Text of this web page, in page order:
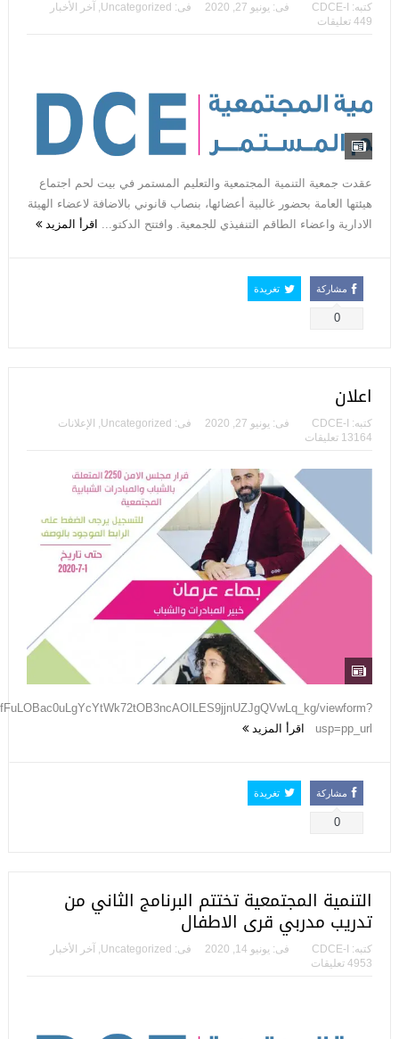
كتبه: CDCE-I فى: يونيو 27, 2020 فى: Uncategorized
, آخر الأخبار
449 تعليقات
عقدت جمعية التنمية المجتمعية والتعليم المستمر في بيت لحم اجتماع
هيئتها العامة بحضور غالبية أعضائها، بنصاب قانوني بالاضافة لاعضاء الهيئة
الادارية واعضاء الطاقم التنفيذي للجمعية. وافتتح الدكتو... اقرأ المزيد
مشاركة
0
تغريدة
اعلان
كتبه: CDCE-I فى: يونيو 27, 2020 فى: Uncategorized
, الإعلانات
13164 تعليقات
viewform?
usp=pp_url
اقرأ المزيد
مشاركة
0
تغريدة
التنمية المجتمعية تختتم البرنامج الثاني من
تدريب مدربي قرى الاطفال
كتبه: CDCE-I فى: يونيو 14, 2020 فى: Uncategorized
, آخر الأخبار
4953 تعليقات